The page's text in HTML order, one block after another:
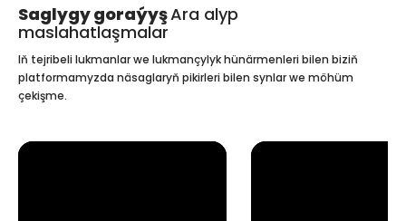
Saglygy goraýyşAra alyp
maslahatlaşmalar
Iň tejribeli lukmanlar we lukmançylyk hünärmenleri bilen biziň
platformamyzda näsaglaryň pikirleri bilen synlar we möhüm
çekişme.